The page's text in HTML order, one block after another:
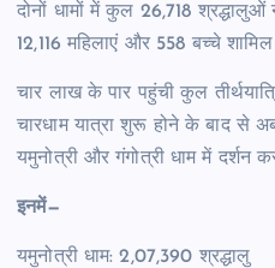
दोनों धामों में कुल 26,718
12,116 महिलाएं और 558 बच्चे
चार लाख के पार पहुंची कुल
चारधाम यात्रा शुरू होने के बाद से
यमुनोत्री और गंगोत्री धाम में दर्शन
इनमें—
यमुनोत्री धाम: 2,07,390 श्रद्धालु